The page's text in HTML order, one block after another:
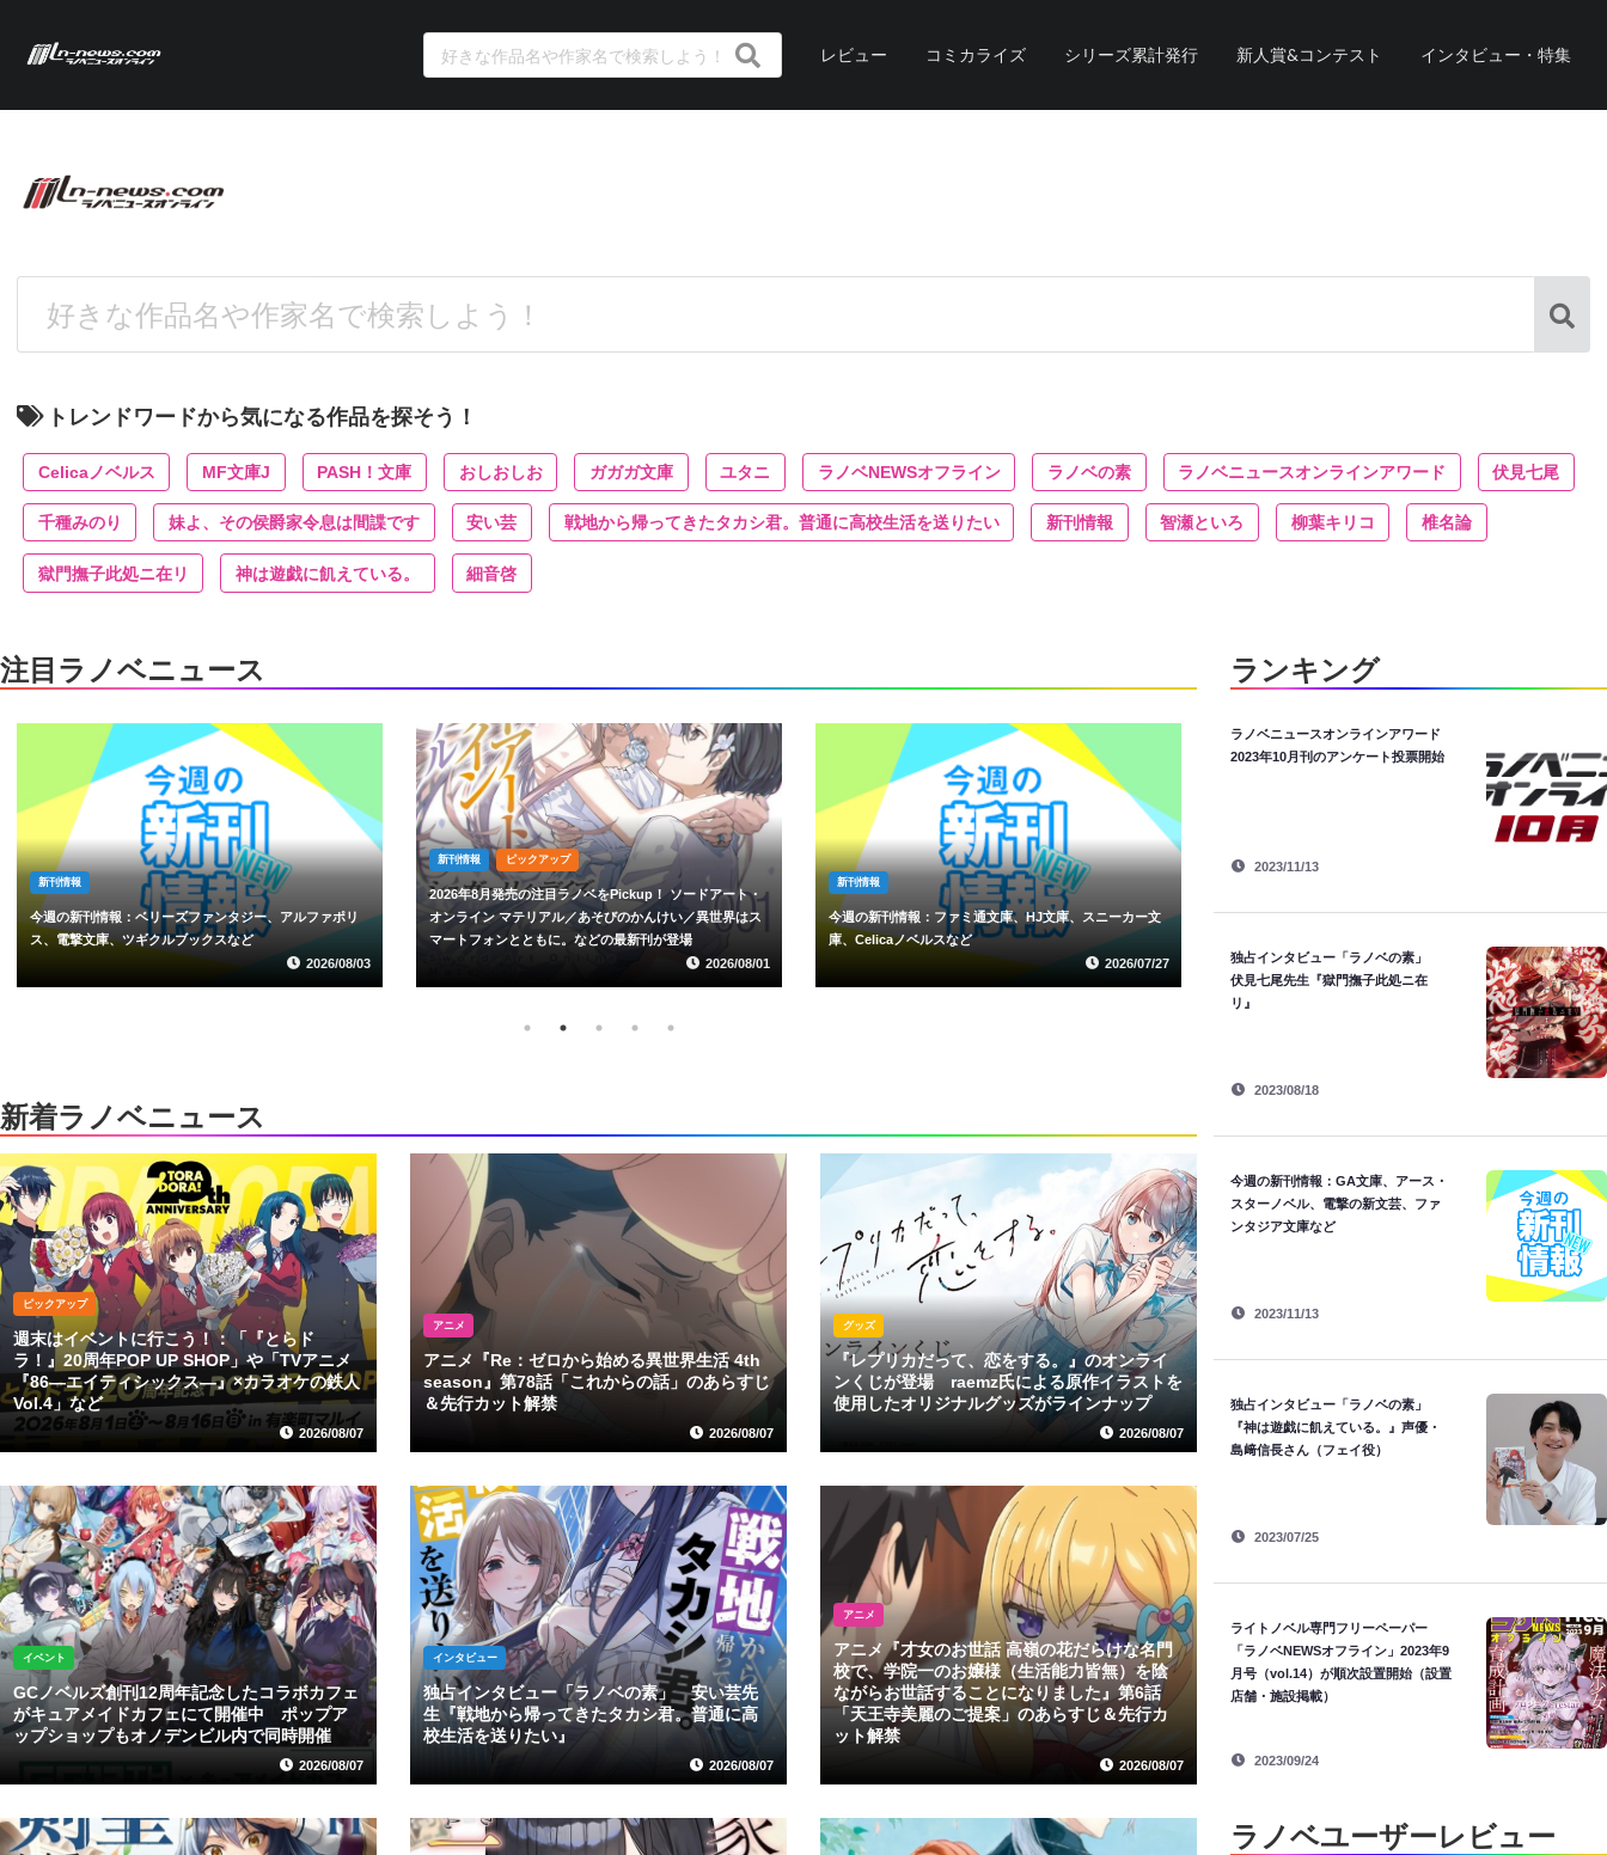
レビュー コミカライズ シリーズ累計発行 新人賞&コンテスト インタビュー・特集
トレンドワードから気になる作品を探そう！
Celicaノベルス MF文庫J PASH！文庫 おしおしお ガガガ文庫 ユタニ ラノベNEWSオフライン ラノベの素 ラノベニュースオンラインアワード 伏見七尾
千種みのり 妹よ、その侯爵家令息は間諜です 安い芸 戦地から帰ってきたタカシ君。普通に高校生活を送りたい 新刊情報 智瀬といろ 柳葉キリコ 椎名論
獄門撫子此処ニ在リ 神は遊戯に飢えている。 細音啓
注目ラノベニュース
新刊情報 ピックアップ
2026年8月発売の注目ラノベをPickup！ ソードアート・
オンライン マテリアル／あそびのかんけい／異世界はス
マートフォンとともに。などの最新刊が登場
2026/08/01
新刊情報
今週の新刊情報：ファミ通文庫、HJ文庫、スニーカー文
庫、Celicaノベルスなど
2026/07/27
イベント
プロ・アマチュア問わずのクリエイター＆編集者の交流
イベント「第3回ライトノベルミーティング」が2026年10
月4日（日）開催
2026/07/13
ラノベニュースオンラインアワード2026年6月刊の投票ア
2026/08/06
新着ラノベニュース
ピックアップ
週末はイベントに行こう！：「『とらド
ラ！』20周年POP UP SHOP」や「TVアニメ
『86―エイティシックス―』×カラオケの鉄人
Vol.4」など
2026/08/07
アニメ
アニメ『Re：ゼロから始める異世界生活 4th
season』第78話「これからの話」のあらすじ
＆先行カット解禁
2026/08/07
グッズ
『レプリカだって、恋をする。』のオンライ
ンくじが登場 raemz氏による原作イラストを
使用したオリジナルグッズがラインナップ
2026/08/07
イベント
GCノベルズ創刊12周年記念したコラボカフェ
がキュアメイドカフェにて開催中 ポップア
ップショップもオノデンビル内で同時開催
2026/08/07
インタビュー
独占インタビュー「ラノベの素」 安い芸先
生『戦地から帰ってきたタカシ君。普通に高
校生活を送りたい』
2026/08/07
アニメ
アニメ『才女のお世話 高嶺の花だらけな名門
校で、学院一のお嬢様（生活能力皆無）を陰
ながらお世話することになりました』第6話
「天王寺美麗のご提案」のあらすじ＆先行カ
ット解禁
2026/08/07
ランキング
ラノベニュースオンラインアワード
2023年10月刊のアンケート投票開始
2023/11/13
独占インタビュー「ラノベの素」
伏見七尾先生『獄門撫子此処ニ在
リ』
2023/08/18
今週の新刊情報：GA文庫、アース・
スターノベル、電撃の新文芸、ファ
ンタジア文庫など
2023/11/13
独占インタビュー「ラノベの素」
『神は遊戯に飢えている。』声優・
島﨑信長さん（フェイ役）
2023/07/25
ライトノベル専門フリーペーパー
「ラノベNEWSオフライン」2023年9
月号（vol.14）が順次設置開始（設置
店舗・施設掲載）
2023/09/24
ラノベユーザーレビュー